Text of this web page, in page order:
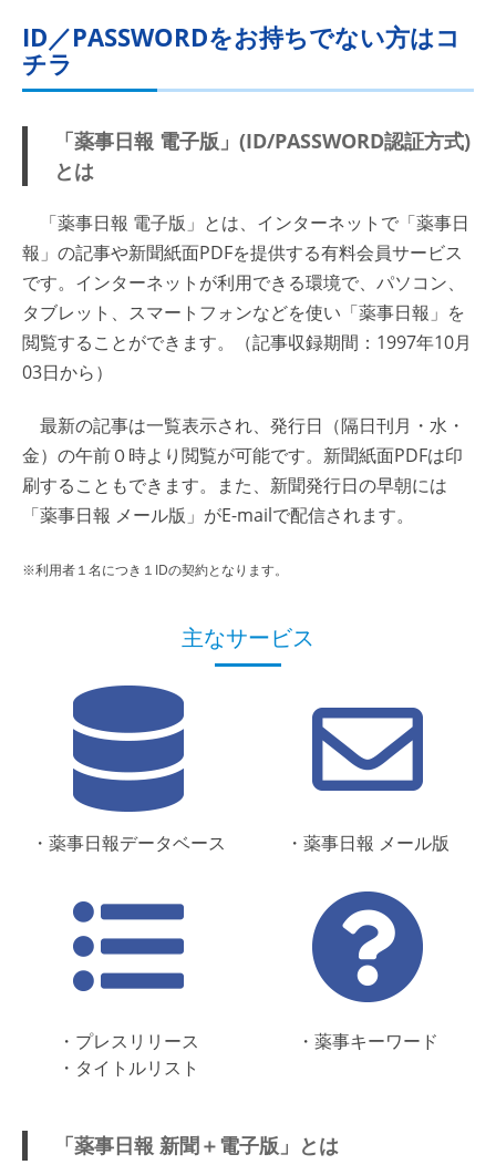
ID／PASSWORDをお持ちでない方はコ
チラ
「薬事日報 電子版」(ID/PASSWORD認証方式)
とは
「薬事日報 電子版」とは、インターネットで「薬事日
報」の記事や新聞紙面PDFを提供する有料会員サービス
です。インターネットが利用できる環境で、パソコン、
タブレット、スマートフォンなどを使い「薬事日報」を
閲覧することができます。（記事収録期間：1997年10月
03日から）
最新の記事は一覧表示され、発行日（隔日刊月・水・
金）の午前０時より閲覧が可能です。新聞紙面PDFは印
刷することもできます。また、新聞発行日の早朝には
「薬事日報 メール版」がE-mailで配信されます。
※利用者１名につき１IDの契約となります。
主なサービス
・薬事日報データベース ・薬事日報 メール版
・プレスリリース
・タイトルリスト
・薬事キーワード
「薬事日報 新聞＋電子版」とは